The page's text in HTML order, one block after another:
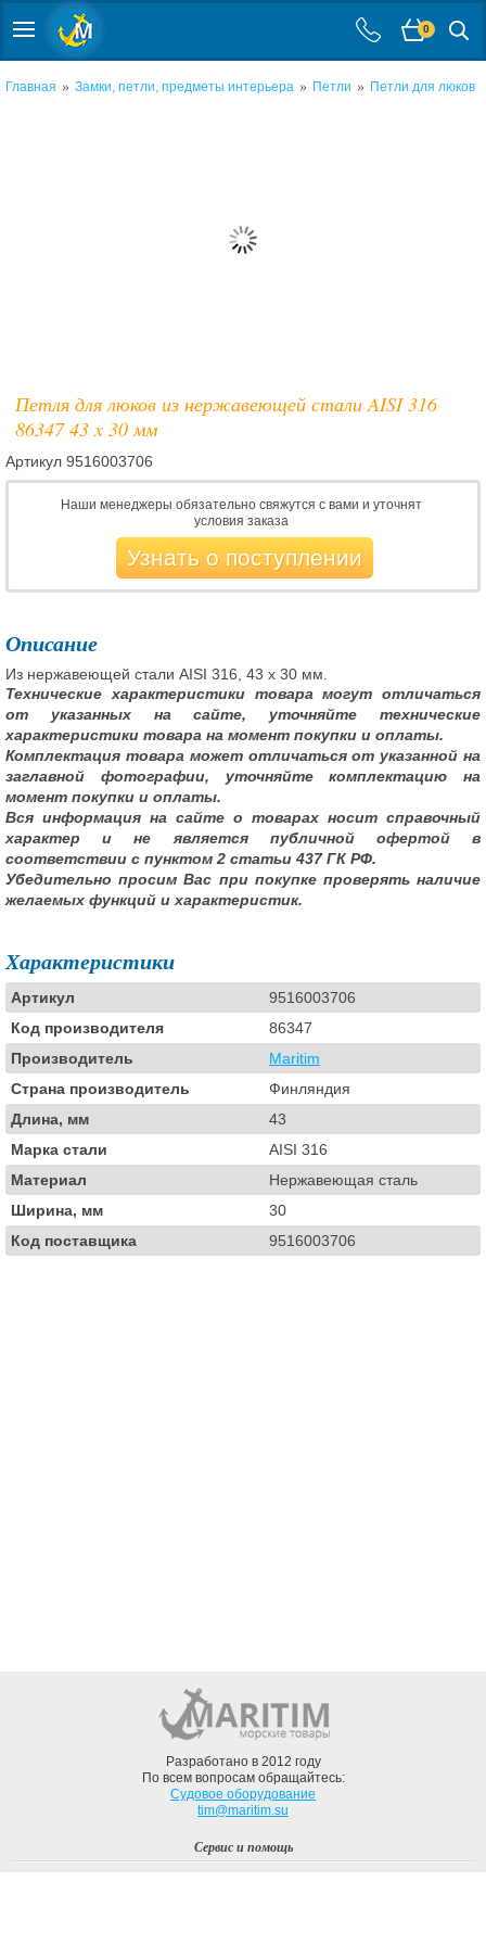
0
Главная » Замки, петли, предметы интерьера » Петли » Петли для люков
Петля для люков из нержавеющей стали AISI 316
86347 43 x 30 мм
Артикул 9516003706
Наши менеджеры обязательно свяжутся с вами и уточнят
условия заказа
Узнать о поступлении
Описание
Из нержавеющей стали AISI 316, 43 x 30 мм.
Технические характеристики товара могут отличаться
от указанных на сайте, уточняйте технические
характеристики товара на момент покупки и оплаты.
Комплектация товара может отличаться от указанной на
заглавной фотографии, уточняйте комплектацию на
момент покупки и оплаты.
Вся информация на сайте о товарах носит справочный
характер и не является публичной офертой в
соответствии с пунктом 2 статьи 437 ГК РФ.
Убедительно просим Вас при покупке проверять наличие
желаемых функций и характеристик.
Характеристики
Артикул
9516003706
Код производителя
86347
Производитель
Maritim
Страна производитель
Финляндия
Длина, мм
43
Марка стали
AISI 316
Материал
Нержавеющая сталь
Ширина, мм
30
Код поставщика
9516003706
Разработано в 2012 году
По всем вопросам обращайтесь:
Судовое оборудование
tim@maritim.su
Сервис и помощь